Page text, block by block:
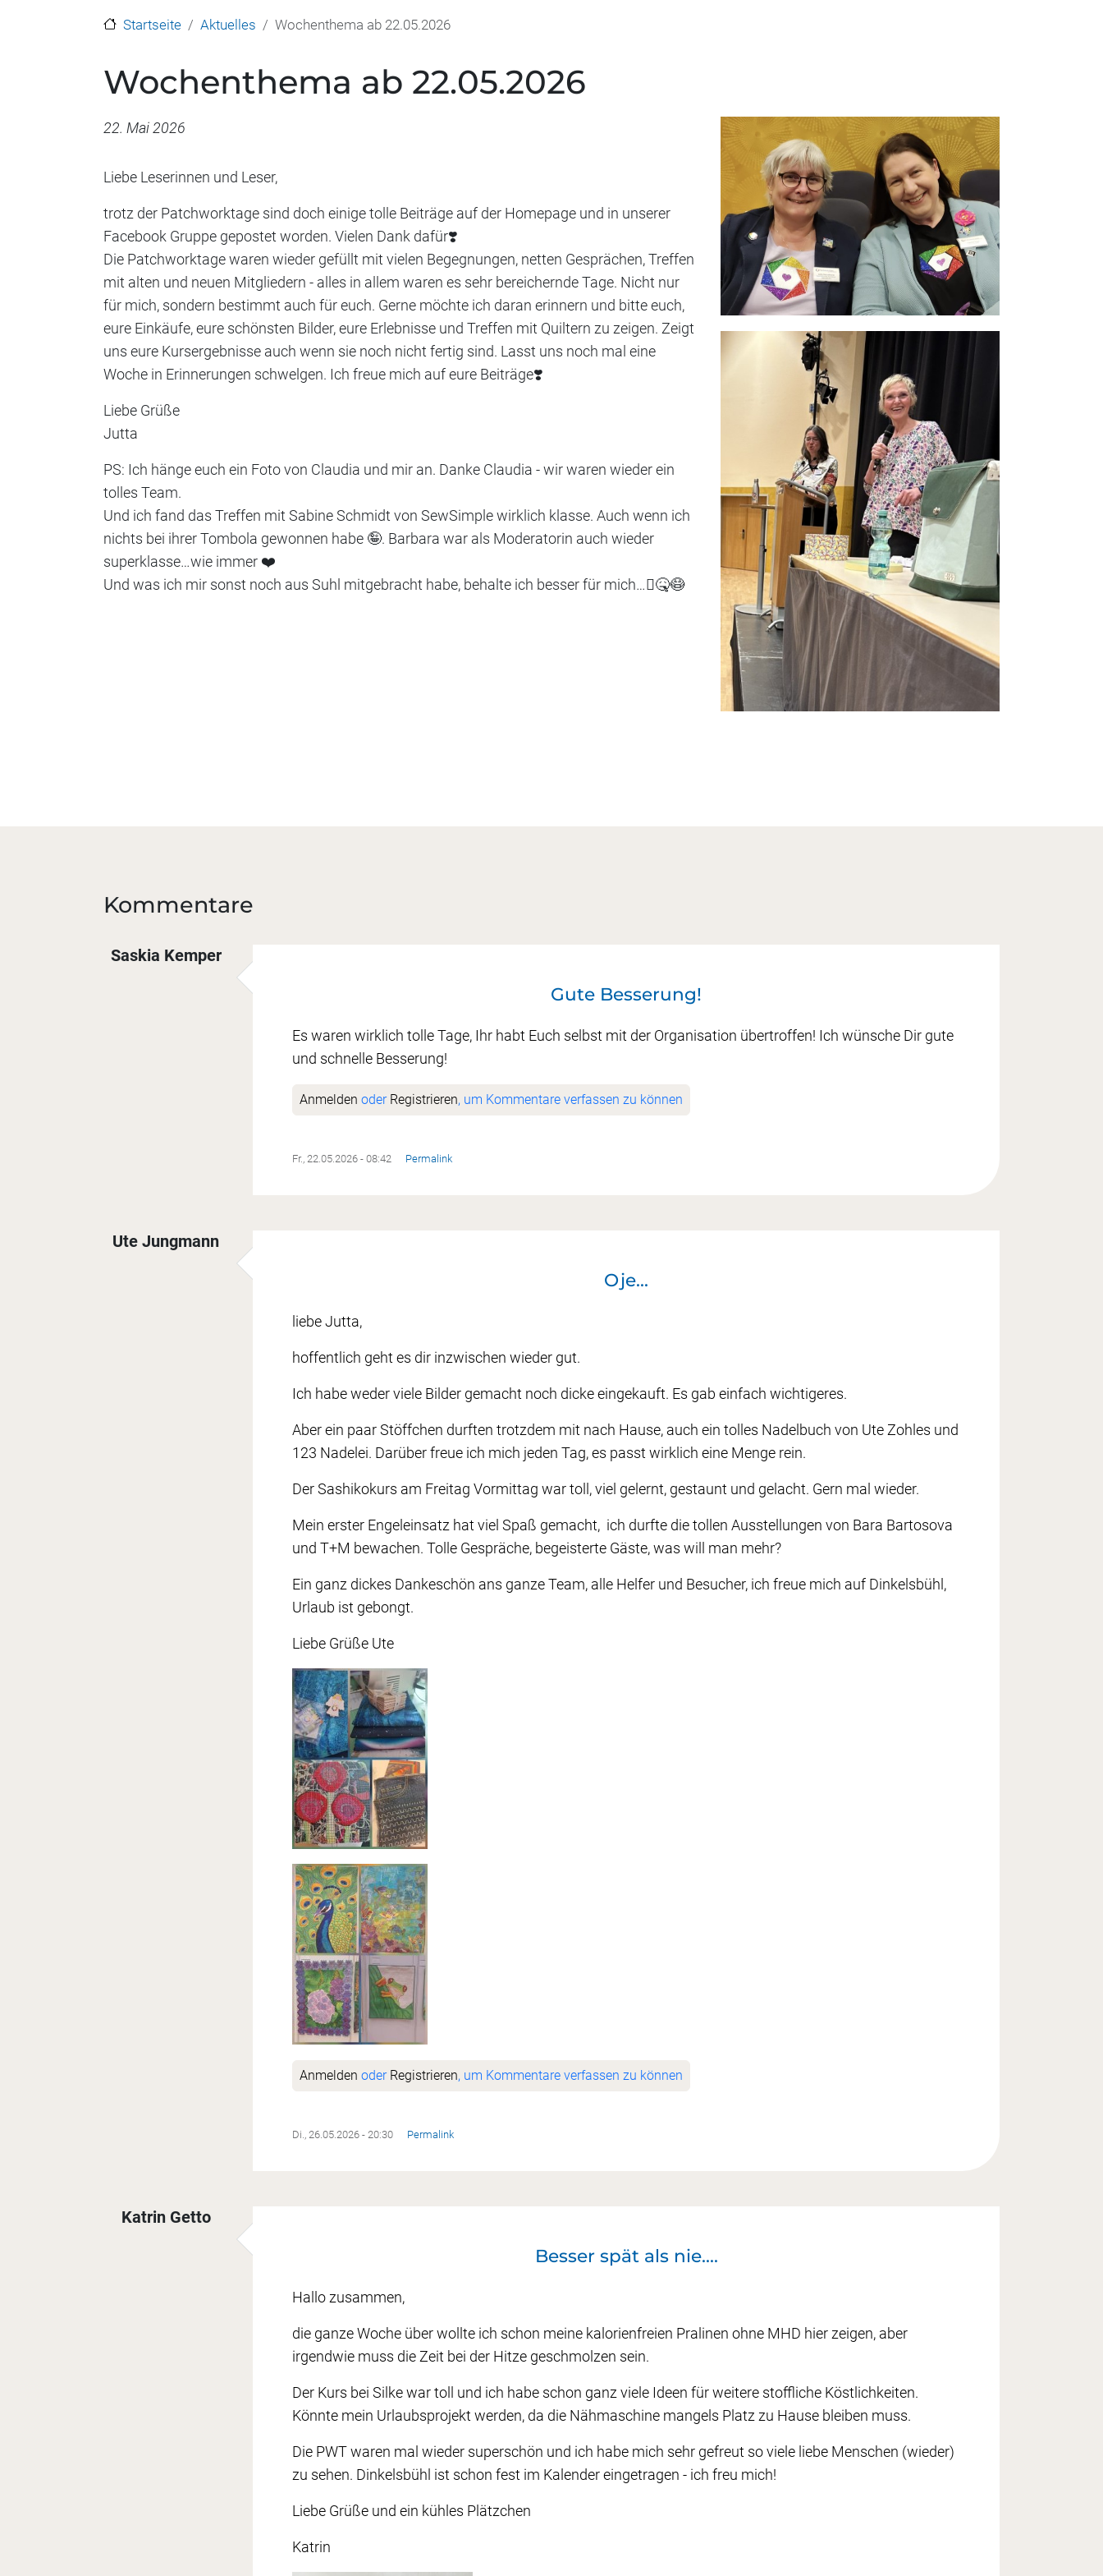
Startseite Aktuelles Wochenthema ab 22.05.2026
Wochenthema ab 22.05.2026
Datum
22. Mai 2026
Liebe Leserinnen und Leser,
trotz der Patchworktage sind doch einige tolle Beiträge auf der Homepage und in unserer
Facebook Gruppe gepostet worden. Vielen Dank dafür❣️
Die Patchworktage waren wieder gefüllt mit vielen Begegnungen, netten Gesprächen, Treffen
mit alten und neuen Mitgliedern - alles in allem waren es sehr bereichernde Tage. Nicht nur
für mich, sondern bestimmt auch für euch. Gerne möchte ich daran erinnern und bitte euch,
eure Einkäufe, eure schönsten Bilder, eure Erlebnisse und Treffen mit Quiltern zu zeigen. Zeigt
uns eure Kursergebnisse auch wenn sie noch nicht fertig sind. Lasst uns noch mal eine
Woche in Erinnerungen schwelgen. Ich freue mich auf eure Beiträge❣️
Liebe Grüße
Jutta
PS: Ich hänge euch ein Foto von Claudia und mir an. Danke Claudia - wir waren wieder ein
tolles Team.
Und ich fand das Treffen mit Sabine Schmidt von SewSimple wirklich klasse. Auch wenn ich
nichts bei ihrer Tombola gewonnen habe 🤪. Barbara war als Moderatorin auch wieder
superklasse…wie immer ❤️
Und was ich mir sonst noch aus Suhl mitgebracht habe, behalte ich besser für mich…🫩🤒😷
Kommentare
Saskia Kemper
Gute Besserung!
Es waren wirklich tolle Tage, Ihr habt Euch selbst mit der Organisation übertroffen! Ich wünsche Dir gute
und schnelle Besserung!
Anmelden oder Registrieren, um Kommentare verfassen zu können
Fr., 22.05.2026 - 08:42 Permalink
Ute Jungmann
Oje...
liebe Jutta,
hoffentlich geht es dir inzwischen wieder gut.
Ich habe weder viele Bilder gemacht noch dicke eingekauft. Es gab einfach wichtigeres.
Aber ein paar Stöffchen durften trotzdem mit nach Hause, auch ein tolles Nadelbuch von Ute Zohles und
123 Nadelei. Darüber freue ich mich jeden Tag, es passt wirklich eine Menge rein.
Der Sashikokurs am Freitag Vormittag war toll, viel gelernt, gestaunt und gelacht. Gern mal wieder.
Mein erster Engeleinsatz hat viel Spaß gemacht, ich durfte die tollen Ausstellungen von Bara Bartosova
und T+M bewachen. Tolle Gespräche, begeisterte Gäste, was will man mehr?
Ein ganz dickes Dankeschön ans ganze Team, alle Helfer und Besucher, ich freue mich auf Dinkelsbühl,
Urlaub ist gebongt.
Liebe Grüße Ute
Anmelden oder Registrieren, um Kommentare verfassen zu können
Di., 26.05.2026 - 20:30 Permalink
Katrin Getto
Besser spät als nie....
Hallo zusammen,
die ganze Woche über wollte ich schon meine kalorienfreien Pralinen ohne MHD hier zeigen, aber
irgendwie muss die Zeit bei der Hitze geschmolzen sein.
Der Kurs bei Silke war toll und ich habe schon ganz viele Ideen für weitere stoffliche Köstlichkeiten.
Könnte mein Urlaubsprojekt werden, da die Nähmaschine mangels Platz zu Hause bleiben muss.
Die PWT waren mal wieder superschön und ich habe mich sehr gefreut so viele liebe Menschen (wieder)
zu sehen. Dinkelsbühl ist schon fest im Kalender eingetragen - ich freu mich!
Liebe Grüße und ein kühles Plätzchen
Katrin